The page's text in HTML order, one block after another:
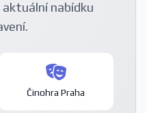
nabídku
Činohra Praha